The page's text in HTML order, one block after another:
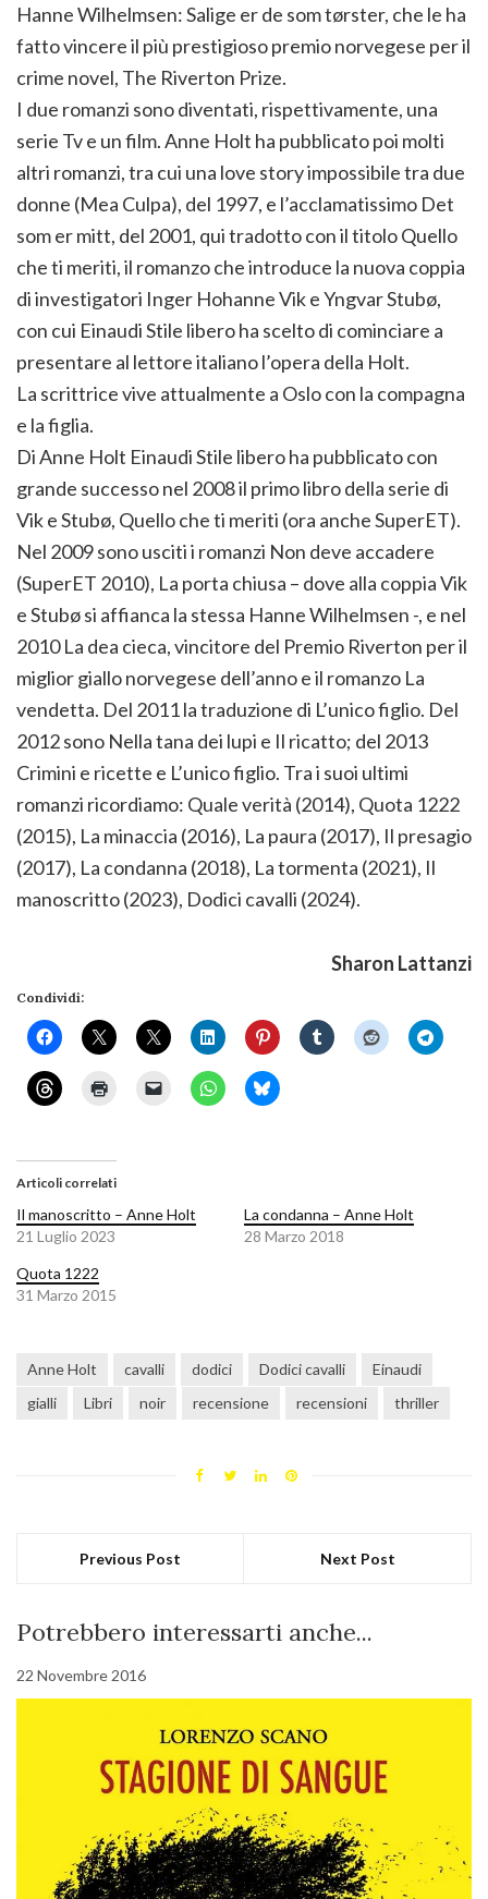
Hanne Wilhelmsen: Salige er de som tørster, che le ha
fatto vincere il più prestigioso premio norvegese per il
crime novel, The Riverton Prize.
I due romanzi sono diventati, rispettivamente, una
serie Tv e un film. Anne Holt ha pubblicato poi molti
altri romanzi, tra cui una love story impossibile tra due
donne (Mea Culpa), del 1997, e l’acclamatissimo Det
som er mitt, del 2001, qui tradotto con il titolo Quello
che ti meriti, il romanzo che introduce la nuova coppia
di investigatori Inger Hohanne Vik e Yngvar Stubø,
con cui Einaudi Stile libero ha scelto di cominciare a
presentare al lettore italiano l’opera della Holt.
La scrittrice vive attualmente a Oslo con la compagna
e la figlia.
Di Anne Holt Einaudi Stile libero ha pubblicato con
grande successo nel 2008 il primo libro della serie di
Vik e Stubø, Quello che ti meriti (ora anche SuperET).
Nel 2009 sono usciti i romanzi Non deve accadere
(SuperET 2010), La porta chiusa – dove alla coppia Vik
e Stubø si affianca la stessa Hanne Wilhelmsen -, e nel
2010 La dea cieca, vincitore del Premio Riverton per il
miglior giallo norvegese dell’anno e il romanzo La
vendetta. Del 2011 la traduzione di L’unico figlio. Del
2012 sono Nella tana dei lupi e Il ricatto; del 2013
Crimini e ricette e L’unico figlio. Tra i suoi ultimi
romanzi ricordiamo: Quale verità (2014), Quota 1222
(2015), La minaccia (2016), La paura (2017), Il presagio
(2017), La condanna (2018), La tormenta (2021), Il
manoscritto (2023), Dodici cavalli (2024).
Sharon Lattanzi
Condividi:
Articoli correlati
Il manoscritto – Anne Holt
21 Luglio 2023
La condanna – Anne Holt
28 Marzo 2018
Quota 1222
31 Marzo 2015
Anne Holt cavalli dodici Dodici cavalli
Einaudi
gialli
Libri noir recensione recensioni thriller
Previous Post Next Post
Potrebbero interessarti anche...
22 Novembre 2016